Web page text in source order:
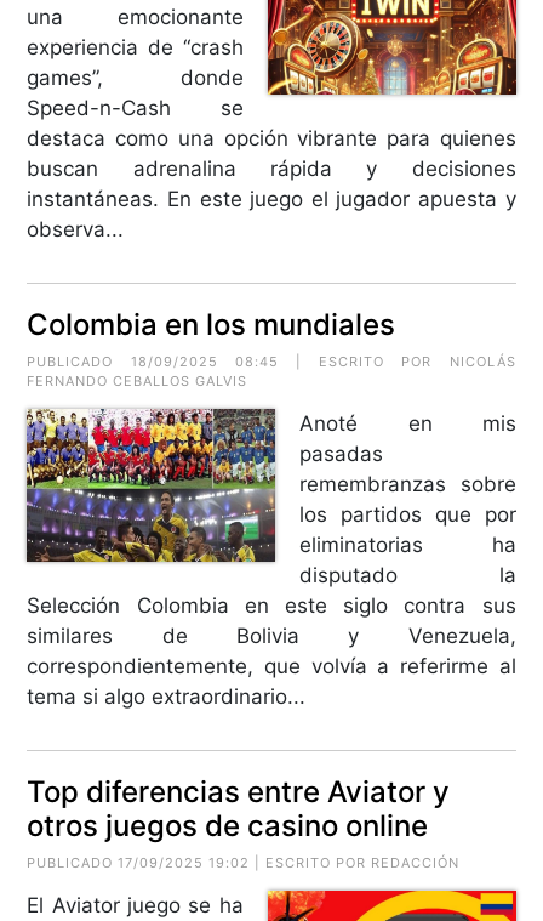
una emocionante
experiencia de “crash
games”, donde
Speed-n-Cash se
destaca como una opción vibrante para quienes
buscan adrenalina rápida y decisiones
instantáneas. En este juego el jugador apuesta y
observa...
Colombia en los mundiales
PUBLICADO 18/09/2025 08:45 | ESCRITO POR
NICOLÁS
FERNANDO CEBALLOS GALVIS
Anoté en mis
pasadas
remembranzas sobre
los partidos que por
eliminatorias ha
disputado la
Selección Colombia en este siglo contra sus
similares de Bolivia y Venezuela,
correspondientemente, que volvía a referirme al
tema si algo extraordinario...
Top diferencias entre Aviator y
otros juegos de casino online
PUBLICADO 17/09/2025 19:02 | ESCRITO POR REDACCIÓN
El Aviator juego se ha